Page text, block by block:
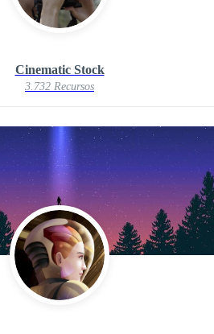
Cinematic Stock
3.732 Recursos